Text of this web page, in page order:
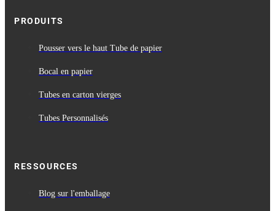
PRODUITS
Pousser vers le haut Tube de papier
Bocal en papier
Tubes en carton vierges
Tubes Personnalisés
RESSOURCES
Blog sur l'emballage